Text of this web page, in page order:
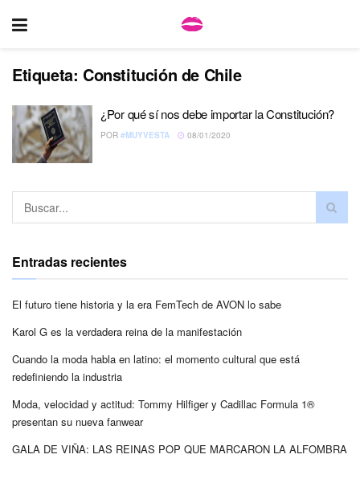
Etiqueta: Constitución de Chile
¿Por qué sí nos debe importar la Constitución?
POR #MUYVESTA 08/01/2020
Entradas recientes
El futuro tiene historia y la era FemTech de AVON lo sabe
Karol G es la verdadera reina de la manifestación
Cuando la moda habla en latino: el momento cultural que está
redefiniendo la industria
Moda, velocidad y actitud: Tommy Hilfiger y Cadillac Formula 1®
presentan su nueva fanwear
GALA DE VIÑA: LAS REINAS POP QUE MARCARON LA ALFOMBRA